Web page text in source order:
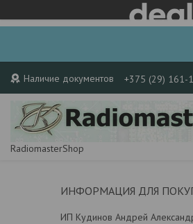
Наличие документов +375 (29) 161-
RadiomasterShop
ИНФОРМАЦИЯ ДЛЯ
ИП Кудинов Андрей